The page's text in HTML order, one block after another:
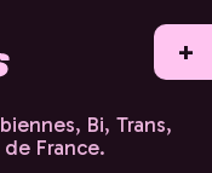
+
Bi, Trans,
France.